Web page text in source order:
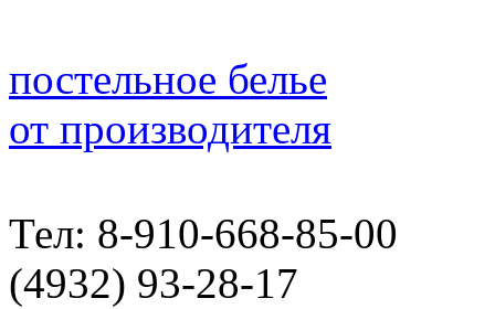
постельное белье
от производителя
Тел: 8-910-668-85-00
(4932) 93-28-17